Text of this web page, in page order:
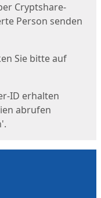
Cryptshare-
Person senden
Sie bitte auf
ID erhalten
abrufen